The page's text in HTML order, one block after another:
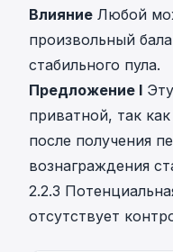
Влияние Любой
произвольный
стабильного пула.
Предложение I
приватной, так
после получения
вознаграждения
2.2.3
отсутствует